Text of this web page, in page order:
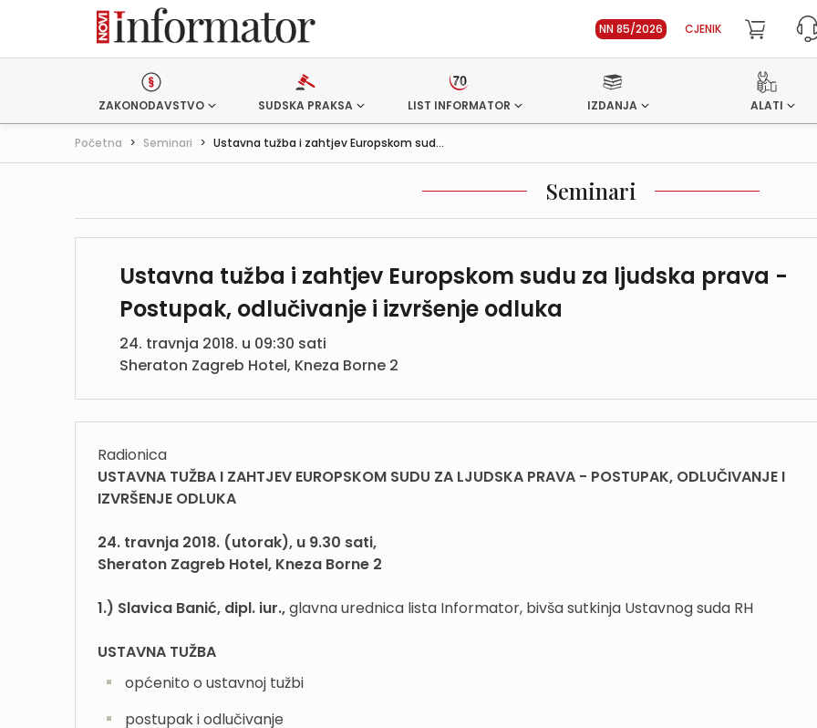
NN 85/2026 CJENIK
ZAKONODAVSTVO SUDSKA PRAKSA LIST INFORMATOR IZDANJA ALATI
Početna > Seminari > Ustavna tužba i zahtjev Europskom sud...
Seminari
Ustavna tužba i zahtjev Europskom sudu za ljudska prava -
Postupak, odlučivanje i izvršenje odluka
24. travnja 2018. u 09:30 sati
Sheraton Zagreb Hotel, Kneza Borne 2
Radionica
USTAVNA TUŽBA I ZAHTJEV EUROPSKOM SUDU ZA LJUDSKA PRAVA - POSTUPAK, ODLUČIVANJE I
IZVRŠENJE ODLUKA
24. travnja 2018. (utorak), u 9.30 sati,
Sheraton Zagreb Hotel, Kneza Borne 2
1.) Slavica Banić, dipl. iur.,glavna urednica lista Informator, bivša sutkinja Ustavnog suda RH
USTAVNA TUŽBA
općenito o ustavnoj tužbi
postupak i odlučivanje